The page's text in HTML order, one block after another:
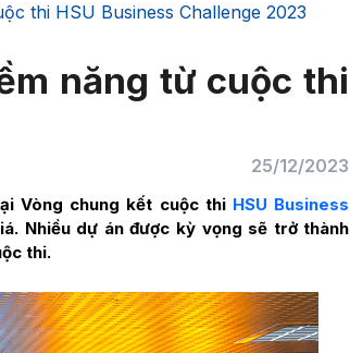
thi HSU Business Challenge 2023
năng từ cuộc thi
25/12/2023
Vòng chung kết cuộc thi HSU Business
Nhiều dự án được kỳ vọng sẽ trở thành
thi.